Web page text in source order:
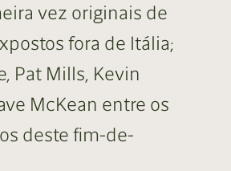
vez originais de
fora de Itália;
Pat Mills, Kevin
McKean entre os
deste fim-de-